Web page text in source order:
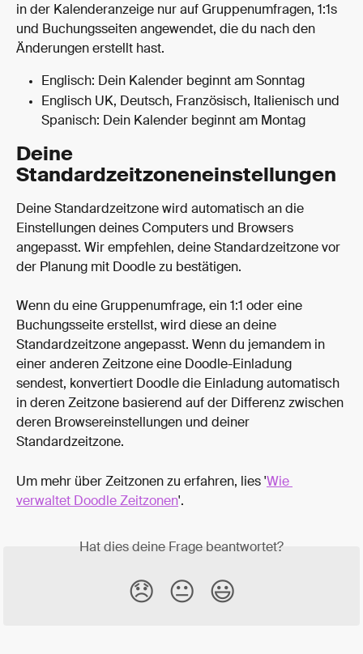
in der Kalenderanzeige nur auf Gruppenumfragen, 1:1s
und Buchungsseiten angewendet, die du nach den
Änderungen erstellt hast.
Englisch: Dein Kalender beginnt am Sonntag
Englisch UK, Deutsch, Französisch, Italienisch und
Spanisch: Dein Kalender beginnt am Montag
Deine
Standardzeitzoneneinstellungen
Deine Standardzeitzone wird automatisch an die
Einstellungen deines Computers und Browsers
angepasst. Wir empfehlen, deine Standardzeitzone vor
der Planung mit Doodle zu bestätigen.
Wenn du eine Gruppenumfrage, ein 1:1 oder eine
Buchungsseite erstellst, wird diese an deine
Standardzeitzone angepasst. Wenn du jemandem in
einer anderen Zeitzone eine Doodle-Einladung
sendest, konvertiert Doodle die Einladung automatisch
in deren Zeitzone basierend auf der Differenz zwischen
deren Browsereinstellungen und deiner
Standardzeitzone.
Um mehr über Zeitzonen zu erfahren, lies 'Wie
verwaltet Doodle Zeitzonen'.
Hat dies deine Frage beantwortet?
😞 😐 😃